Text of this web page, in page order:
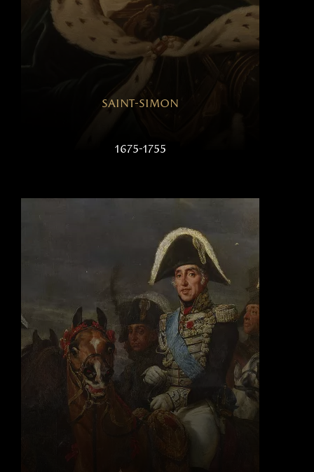
saint-simon
1675-1755